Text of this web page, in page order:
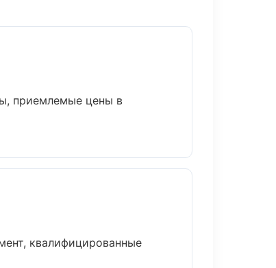
приемлемые цены в
квалифицированные